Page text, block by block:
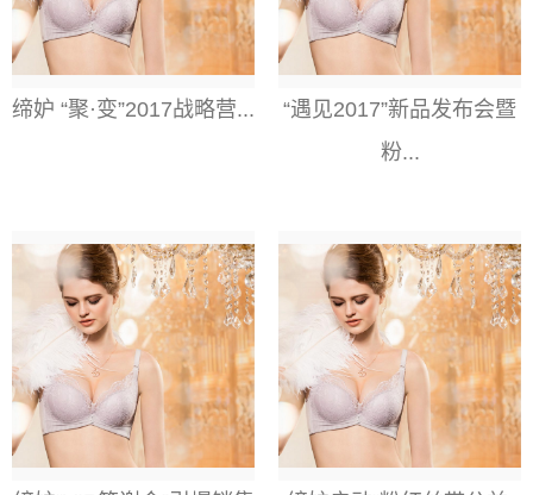
缔妒 “聚·变”2017战略营...
“遇见2017”新品发布会暨
粉...